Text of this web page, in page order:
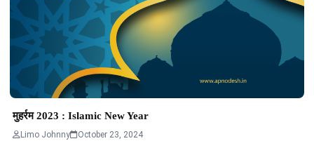
मुहर्रम 2023 : Islamic New Year
Limo Johnny October 23, 2024